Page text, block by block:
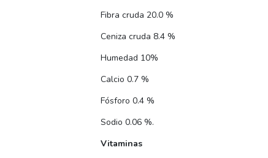
Fibra cruda 20.0 %
Ceniza cruda 8.4 %
Humedad 10%
Calcio 0.7 %
Fósforo 0.4 %
Sodio 0.06 %.
Vitaminas